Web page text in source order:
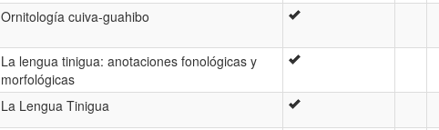
Ornitología cuiva-guahibo
La lengua tinigua: anotaciones fonológicas y
morfológicas
La Lengua Tinigua